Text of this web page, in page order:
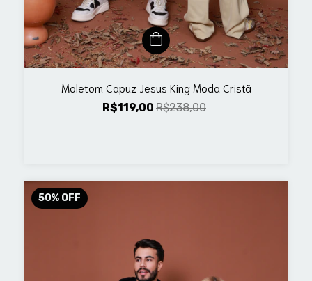
Moletom Capuz Jesus King Moda Cristã
R$119,00 R$238,00
50% OFF